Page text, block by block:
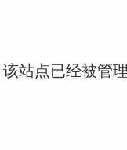
站点已经被管